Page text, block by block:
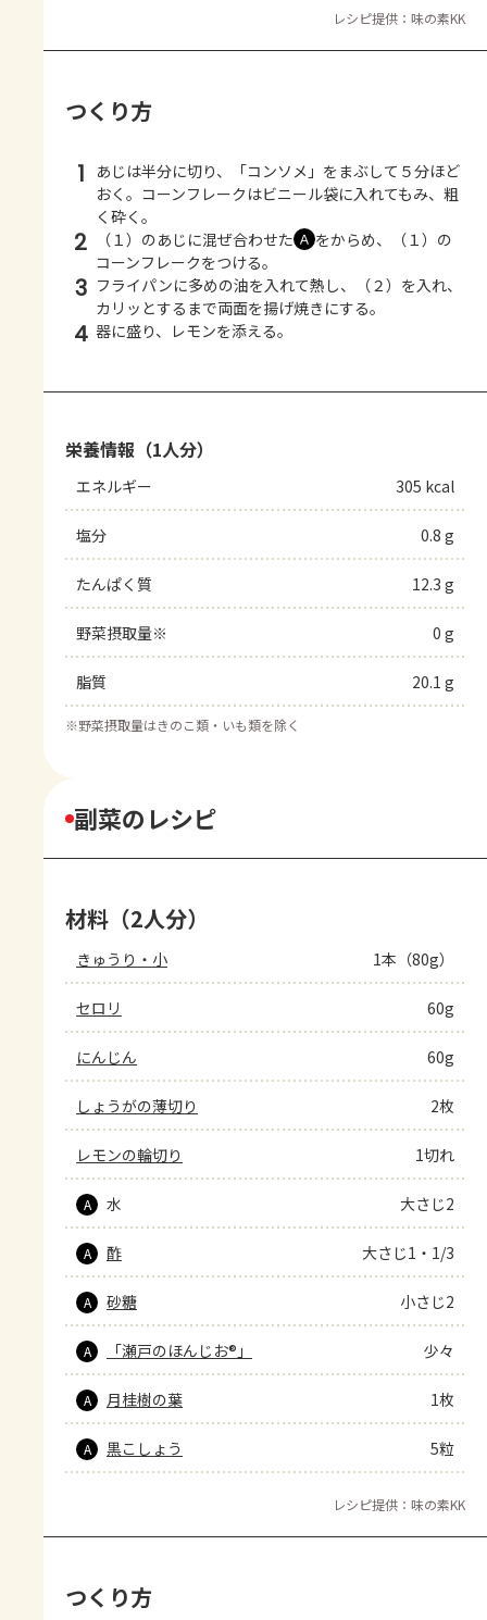
レシピ提供：味の素KK
つくり方
1
あじは半分に切り、「コンソメ」をまぶして５分ほど
おく。コーンフレークはビニール袋に入れてもみ、粗
く砕く。
2 （１）のあじに混ぜ合わせた Ａ をからめ、（１）の
コーンフレークをつける。
3 フライパンに多めの油を入れて熱し、（２）を入れ、
カリッとするまで両面を揚げ焼きにする。
4 器に盛り、レモンを添える。
栄養情報（1人分）
エネルギー 305 kcal
塩分 0.8 g
たんぱく質 12.3 g
野菜摂取量※ 0 g
脂質 20.1 g
※野菜摂取量はきのこ類・いも類を除く
副菜のレシピ
材料（2人分）
きゅうり・小 1本（80g）
セロリ 60g
にんじん 60g
しょうがの薄切り 2枚
レモンの輪切り 1切れ
A 水 大さじ2
A 酢 大さじ1・1/3
A 砂糖 小さじ2
A 「瀬戸のほんじお®」 少々
A 月桂樹の葉 1枚
A 黒こしょう 5粒
レシピ提供：味の素KK
つくり方